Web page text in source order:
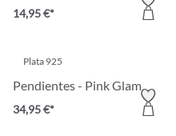
14,95 €*
Plata 925
Pendientes - Pink Glam
34,95 €*